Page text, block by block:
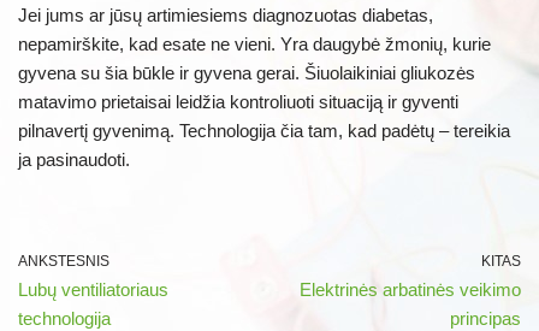
Jei jums ar jūsų artimiesiems diagnozuotas diabetas,
nepamirškite, kad esate ne vieni. Yra daugybė žmonių, kurie
gyvena su šia būkle ir gyvena gerai. Šiuolaikiniai gliukozės
matavimo prietaisai leidžia kontroliuoti situaciją ir gyventi
pilnavertį gyvenimą. Technologija čia tam, kad padėtų – tereikia
ja pasinaudoti.
ANKSTESNIS
Lubų ventiliatoriaus
technologija
KITAS
Elektrinės arbatinės veikimo
principas